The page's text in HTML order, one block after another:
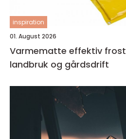
inspiration
01. August 2026
Varmematte effektiv frostbeskyttelse for
landbruk og gårdsdrift